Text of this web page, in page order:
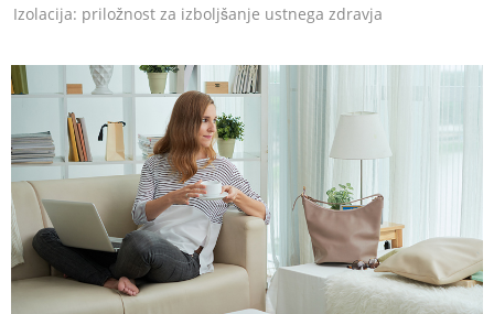
Izolacija: priložnost za izboljšanje ustnega zdravja